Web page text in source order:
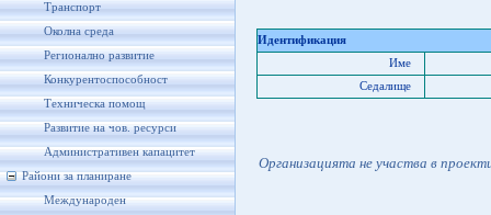
Транспорт
Околна среда
Регионално развитие
Конкурентоспособност
Техническа помощ
Развитие на чов. ресурси
Административен капацитет
Райони за планиране
Международен
Идентификация
Име
Седалище
Организацията не участва в